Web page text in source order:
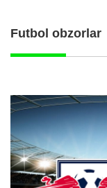
Futbol obzorlar